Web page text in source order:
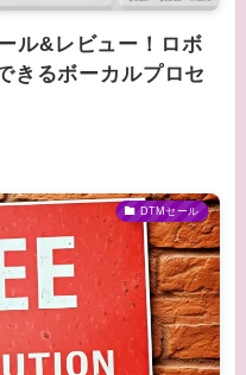
ル&レビュー！ロボ
きるボーカルプロセ
DTMセール